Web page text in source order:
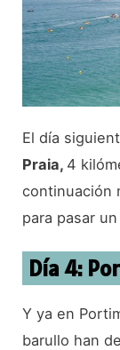
El día
Praia, 4
continuación
para pasar
Día 4:
Y ya en
barullo han